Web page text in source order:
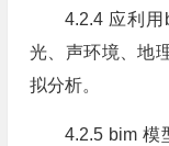
4.2.4 应利
光、声环境、地
拟分析。
4.2.5 bim